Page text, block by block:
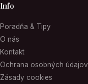
Info
Poradňa & Tipy
O nás
Kontakt
Ochrana osobných údajov
Zásady cookies